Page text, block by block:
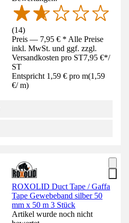
(14)
Preis — 7,95 € * Alle Preise
inkl. MwSt. und ggf. zzgl.
Versandkosten pro ST7,95 €*/
ST
Entspricht 1,59 € pro m(1,59
€/ m)
ROXOLID Duct Tape / Gaffa
Tape Gewebeband silber 50
mm x 50 m 3 Stück
Artikel wurde noch nicht